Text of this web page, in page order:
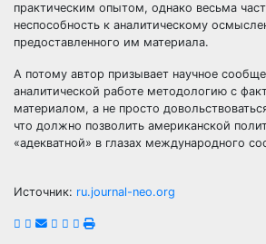
практическим опытом, однако весьма
неспособность к аналитическому
предоставленного им материала.
А потому автор призывает научное
аналитической работе методологию с
материалом, а не просто
что должно позволить американской
«адекватной» в глазах международного
Источник: ru.journal-neo.org